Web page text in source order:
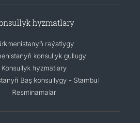
hyzmatlary
raýatlygy
konsullyk gullugy
Konsullyk hyzmatlary
Baş konsullygy - Stambul
Resminamalar